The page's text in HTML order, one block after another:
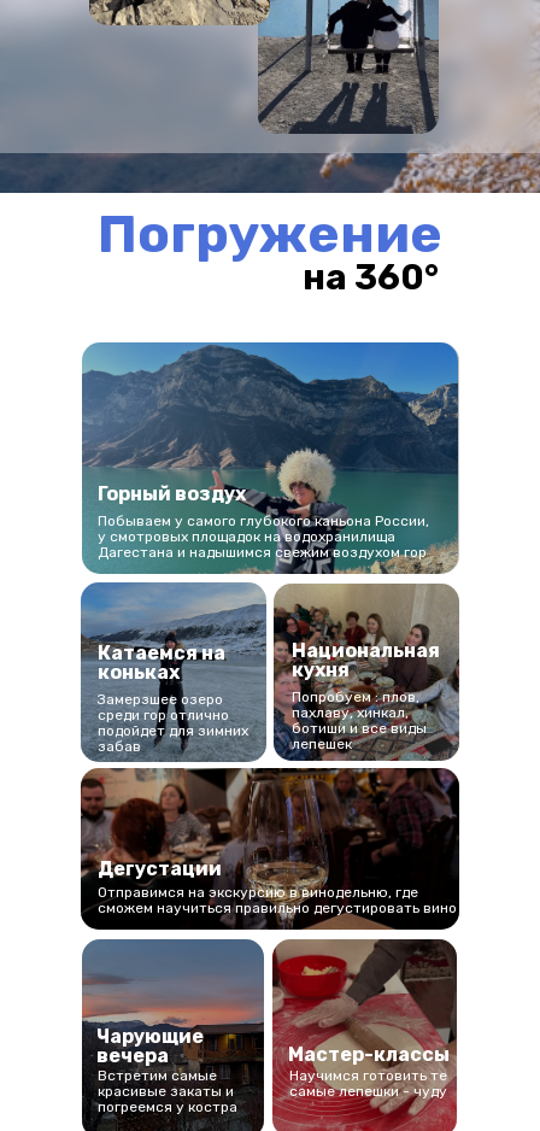
Погружение
на 360°
Встретим самые
красивые закаты и
погреемся у костра
Чарующие
вечера
Отправимся на экскурсию в винодельню, где
сможем научиться правильно дегустировать вино
Дегустации
Горный воздух
Побываем у самого глубокого каньона России,
у смотровых площадок на водохранилища
Дагестана и надышимся свежим воздухом гор
Замерзшее озеро
среди гор отлично
подойдет для зимних
забав
Катаемся на
коньках
Попробуем : плов,
пахлаву, хинкал,
ботиши и все виды
лепешек
Национальная
кухня
Научимся готовить те
самые лепешки - чуду
Мастер-классы